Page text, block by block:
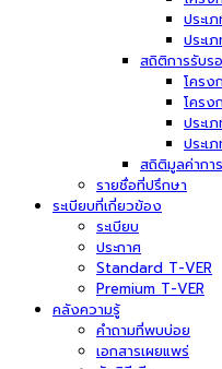
ประเ
ประเ
สถิติการรับร
โครง
โครง
ประเ
ประเ
สถิติมูลค่ากา
รายชื่อที่ปรึกษา
ระเบียบที่เกี่ยวข้อง
ระเบียบ
ประกาศ
Standard T-VER
Premium T-VER
คลังความรู้
คำถามที่พบบ่อย
เอกสารเผยแพร่